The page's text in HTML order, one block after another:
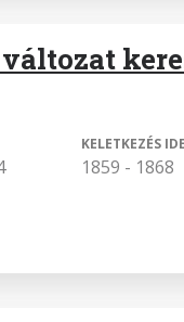
KELETKEZÉS
1859 - 1868